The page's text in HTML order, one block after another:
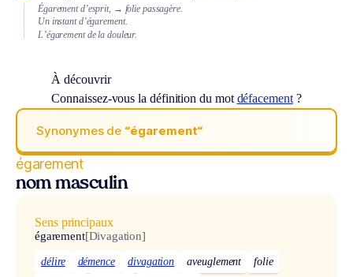
Égarement d’esprit, → folie passagère.
Un instant d’égarement.
L’égarement de la douleur.
À découvrir
Connaissez-vous la définition du mot défacement?
Synonymes de “égarement“
égarement
nom masculin
Sens principaux
égarement[Divagation]
délire démence divagation aveuglement
folie